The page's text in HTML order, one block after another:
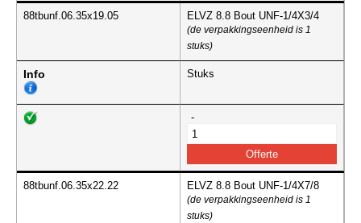
88tbunf.06.35x19.05 ELVZ 8.8 Bout UNF-1/4X3/4
(de verpakkingseenheid is 1
stuks)
Info Stuks
-
88tbunf.06.35x22.22 ELVZ 8.8 Bout UNF-1/4X7/8
(de verpakkingseenheid is 1
stuks)